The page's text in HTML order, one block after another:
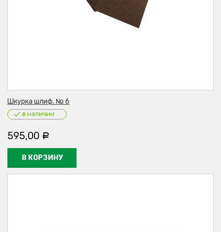
Шкурка шлиф. № 6
в наличии
595,00 Р
В КОРЗИНУ